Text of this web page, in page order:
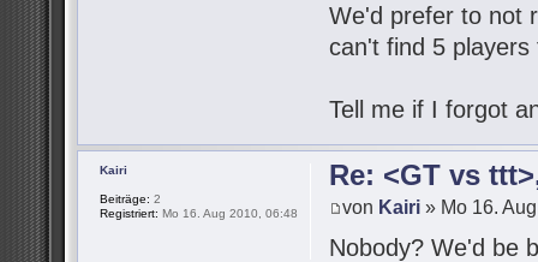
We'd prefer to not
can't find 5
Tell me if I forgot
Re: <GT vs
von Kairi » Mo 16.
Nobody? We'd be
Kairi
Beiträge: 2
Registriert: Mo 16. Aug 2010, 06:48